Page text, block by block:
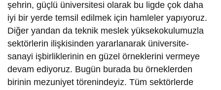
şehrin, güçlü üniversitesi olarak bu ligde çok daha
iyi bir yerde temsil edilmek için hamleler yapıyoruz.
Diğer yandan da teknik meslek yüksekokulumuzla
sektörlerin ilişkisinden yararlanarak üniversite-
sanayi işbirliklerinin en güzel örneklerini vermeye
devam ediyoruz. Bugün burada bu örneklerden
birinin mezuniyet törenindeyiz. Tüm sektörlerde